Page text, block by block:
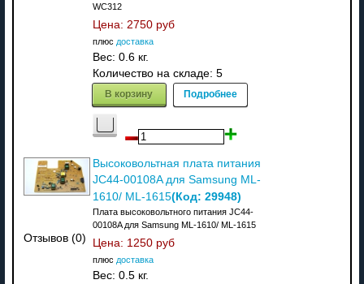
WC312
Цена: 2750 руб
плюс доставка
Вес: 0.6 кг.
Количество на складе: 5
В корзину Подробнее
Отзывов (0)
Высоковольтная плата питания
JC44-00108A для Samsung ML-
1610/ ML-1615(Код: 29948)
Плата высоковольтного питания JC44-
00108A для Samsung ML-1610/ ML-1615
Цена: 1250 руб
плюс доставка
Вес: 0.5 кг.